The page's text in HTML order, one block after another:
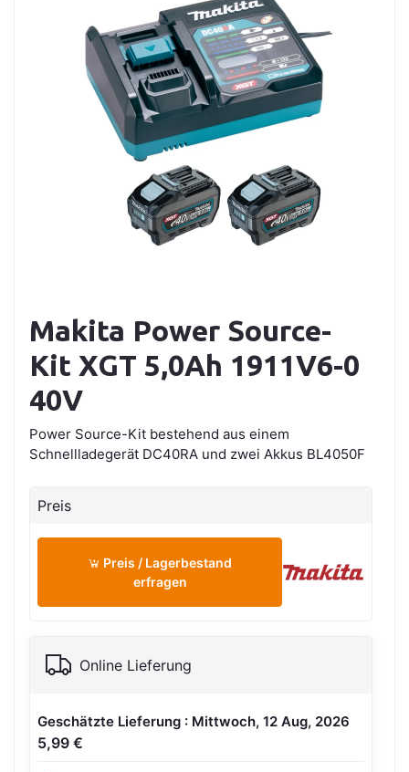
Makita Power Source-
Kit XGT 5,0Ah 1911V6-0
40V
Power Source-Kit bestehend aus einem
Schnellladegerät DC40RA und zwei Akkus BL4050F
Preis
Preis / Lagerbestand
erfragen
Online Lieferung
Geschätzte Lieferung : Mittwoch, 12 Aug, 2026
5,99 €